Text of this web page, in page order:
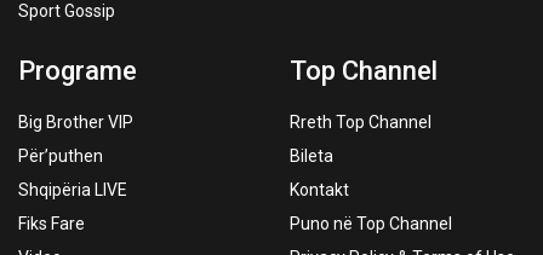
Sport Gossip
Programe
Big Brother VIP
Për’puthen
Shqipëria LIVE
Fiks Fare
Top Channel
Rreth Top Channel
Bileta
Kontakt
Puno në Top Channel